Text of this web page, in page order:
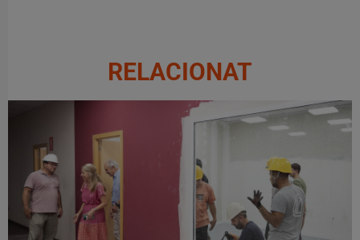
RELACIONAT